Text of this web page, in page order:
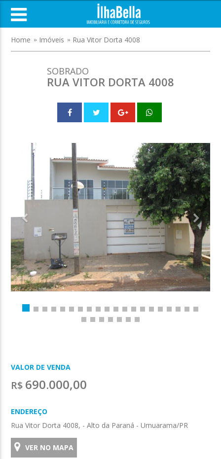
Home Imóveis Rua Vitor Dorta 4008
SOBRADO
RUA VITOR DORTA 4008
VALOR DE VENDA
R$ 690.000,00
ENDEREÇO
Rua Vitor Dorta 4008, - Alto da Paraná - Umuarama/PR
VER NO MAPA